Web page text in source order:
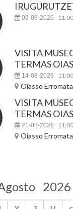
09-08-2026 11:00
VISITA
TERMAS
14-08-2026 11:00
Oiasso
VISITA
TERMAS
21-08-2026 11:00
Oiasso
2026